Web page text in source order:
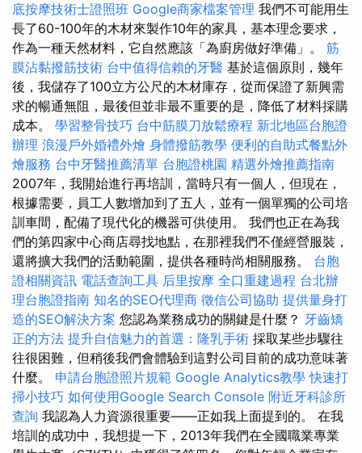
底按摩技術士證照班 Google商家檔案管理 我們不可能用生
長了60-100年的木材來製作10年的家具，基本理念要求，
作為一種天然材料，它自然應該「為廚房做好準備」。 筋
膜沾黏撥筋技術 台中值得信賴的牙醫 基於這個原則，幾年
後，我儲存了100立方公尺的木材庫存，從而保證了新興需
求的暢通無阻，最後但並非最不重要的是，降低了材料採購
成本。 學習整骨技巧 台中筋膜刀放鬆療程 新北地區台胞證
辦理 浪漫戶外婚禮外燴 身體撥筋教學 便利的自助式餐點外
燴服務 台中牙醫推薦清單 台胞證桃園 精選外燴推薦指南
2007年，我開始進行再培訓，當時只有一個人，但現在，
根據需要，員工人數增加到了五人，並有一個單獨的公司培
訓車間，配備了現代化的機器可供使用。 我們也正在為我
們的第四家中心商店尋找地點，在那裡我們不僅經營服裝，
還將擴大我們的活動範圍，提供各種時尚相關服務。 台胞
證相關資訊 電話查詢工具 后里按摩 全口重建過程 台北辦
理台胞證指南 知名的SEO代理商 徵信公司協助 提供量身打
造的SEO解決方案 您認為業務成功的關鍵是什麼？ 牙齒矯
正的方法 提升自信魅力的首選：隆乳手術 採取某些步驟往
往很困難，但稍後我們會體驗到這對公司目前的成功意味著
什麼。 申請台胞證照片規範 Google Analytics教學 快速打
掃小技巧 如何使用Google Search Console 附近牙科診所
查詢 我認為人力資源很重要——正如我上面提到的。 在我
培訓的成功中，我想提一下，2013年我們在全國職業專業